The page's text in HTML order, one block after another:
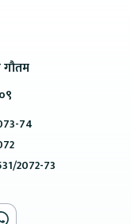
74
2072-73